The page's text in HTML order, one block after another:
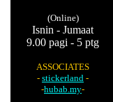
(Online)
Isnin - Jumaat
9.00 pagi - 5 ptg
ASSOCIATES
- stickerland -
-hubab.my-